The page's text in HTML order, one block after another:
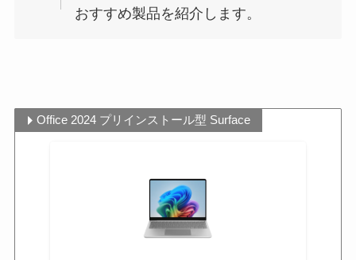
おすすめ製品を紹介します。
Office 2024 プリインストール型 Surface